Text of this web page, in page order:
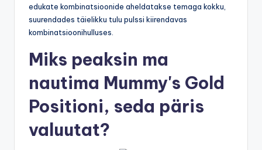
edukate kombinatsioonide aheldatakse temaga kokku,
suurendades täielikku tulu pulssi kiirendavas
kombinatsioonihulluses.
Miks peaksin ma
nautima Mummy's Gold
Positioni, seda päris
valuutat?